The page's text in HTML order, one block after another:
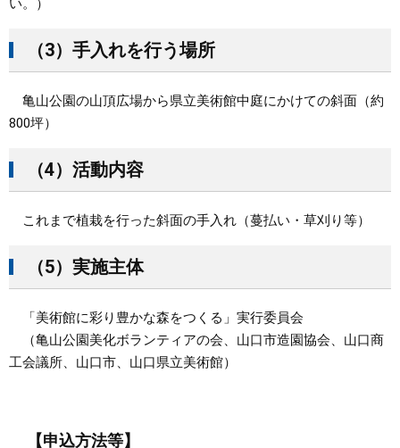
い。）
（3）手入れを行う場所
亀山公園の山頂広場から県立美術館中庭にかけての斜面（約
800坪）
（4）活動内容
これまで植栽を行った斜面の手入れ（蔓払い・草刈り等）
（5）実施主体
「美術館に彩り豊かな森をつくる」実行委員会
（亀山公園美化ボランティアの会、山口市造園協会、山口商
工会議所、山口市、山口県立美術館）
【申込方法等】